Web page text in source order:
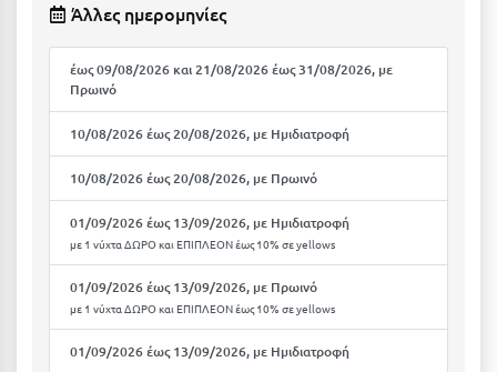
Κάλαμος
Καλαμπάκα
Κάλυμνος
Καμένα Βούρλα
Καρδάμαινα
Καρδαμύλη
Καρδίτσα
Κάρπαθος
Άλλες ημερομηνίες
έως 09/08/2026 και 21/08/2026 έως 31/08/2026, με
Πρωινό
10/08/2026 έως 20/08/2026, με Ημιδιατροφή
10/08/2026 έως 20/08/2026, με Πρωινό
01/09/2026 έως 13/09/2026, με Ημιδιατροφή
με 1 νύχτα ΔΩΡΟ και ΕΠΙΠΛΕΟΝ έως 10% σε yellows
01/09/2026 έως 13/09/2026, με Πρωινό
με 1 νύχτα ΔΩΡΟ και ΕΠΙΠΛΕΟΝ έως 10% σε yellows
01/09/2026 έως 13/09/2026, με Ημιδιατροφή